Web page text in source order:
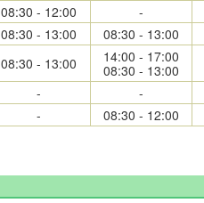
08:30 - 12:00 -
08:30 - 13:00 08:30 - 13:00
08:30 - 13:00
14:00 - 17:00
08:30 - 13:00
- -
- 08:30 - 12:00